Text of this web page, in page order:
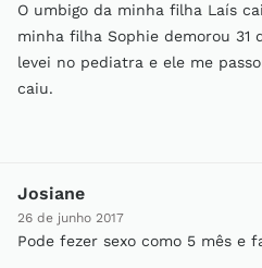
O umbigo da minha filha Laís
minha filha Sophie demorou 31
levei no pediatra e ele me
caiu.
Josiane
26 de junho 2017
Pode fezer sexo como 5 mês e